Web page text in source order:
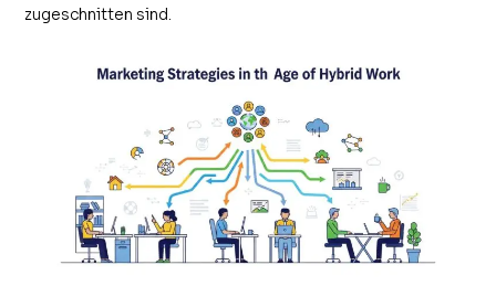
zugeschnitten sind.